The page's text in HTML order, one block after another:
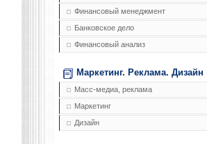
Финансовый менеджмент
Банковское дело
Финансовый анализ
Маркетинг. Реклама. Дизайн
Масс-медиа, реклама
Маркетинг
Дизайн